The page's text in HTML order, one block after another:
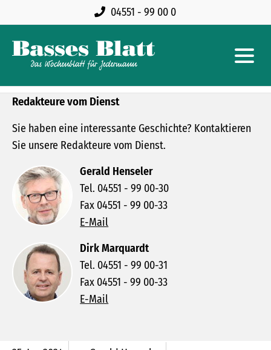
04551 - 99 00 0
Redakteure vom Dienst
Sie haben eine interessante Geschichte? Kontaktieren
Sie unsere Redakteure vom Dienst.
Gerald Henseler
Tel. 04551 - 99 00-30
Fax 04551 - 99 00-33
E-Mail
Dirk Marquardt
Tel. 04551 - 99 00-31
Fax 04551 - 99 00-33
E-Mail